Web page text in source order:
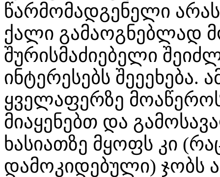
წარმომადგენელი
ქალი გამაოგნებლად
შურისმაძიებელი
ინტერესებს შეეეხება.
ყველაფერზე
მიაყენებთ და
ხასიათზე მყოფს კი
დამოკიდებული) ჯობს